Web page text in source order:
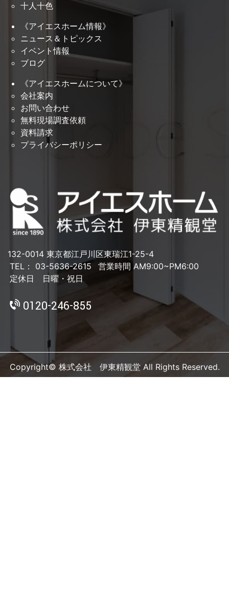
十人十色
《アイエスホーム情報》
ニュース＆トピックス
イベント情報
ブログ
《アイエスホームについて》
会社案内
お問い合わせ
無料現場調査依頼
資料請求
プライバシーポリシー
132-0014 東京都江戸川区東瑞江1-25-4
TEL： 03-5636-2615
営業時間 AM9:00~PM6:00
定休日 日曜・祝日
0120-246-855
Copyright© 株式会社 伊東精観堂 All Rights Reserved.